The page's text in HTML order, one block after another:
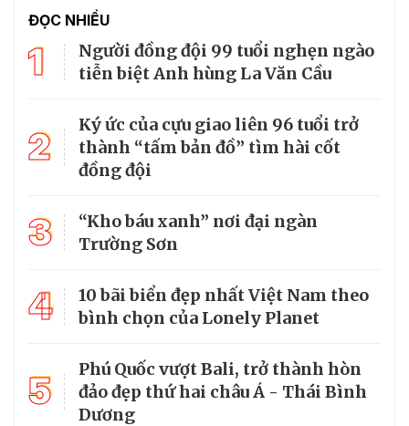
ĐỌC NHIỀU
1
Người đồng đội 99 tuổi nghẹn ngào
tiễn biệt Anh hùng La Văn Cầu
2
Ký ức của cựu giao liên 96 tuổi trở
thành “tấm bản đồ” tìm hài cốt
đồng đội
3
“Kho báu xanh” nơi đại ngàn
Trường Sơn
4
10 bãi biển đẹp nhất Việt Nam theo
bình chọn của Lonely Planet
5
Phú Quốc vượt Bali, trở thành hòn
đảo đẹp thứ hai châu Á - Thái Bình
Dương